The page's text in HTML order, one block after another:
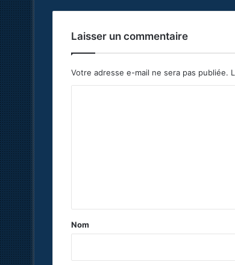
Laisser un commentaire
Votre adresse e-mail ne sera pas publiée.
a
Nom